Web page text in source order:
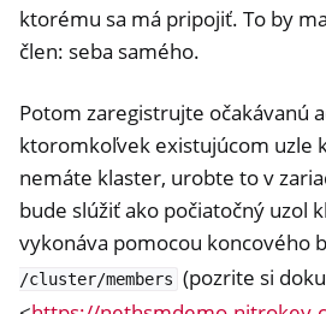
ktorému sa má pripojiť. To by
člen: seba samého.
Potom zaregistrujte očakávanú
ktoromkoľvek existujúcom uzle
nemáte klaster, urobte to v
bude slúžiť ako počiatočný uzol
vykonáva pomocou koncového
/cluster/members (pozrite si